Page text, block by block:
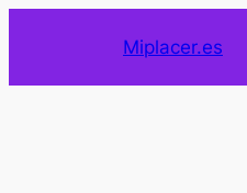
Miplacer.es